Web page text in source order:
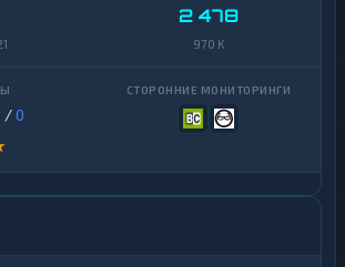
2 478
970 K
/0